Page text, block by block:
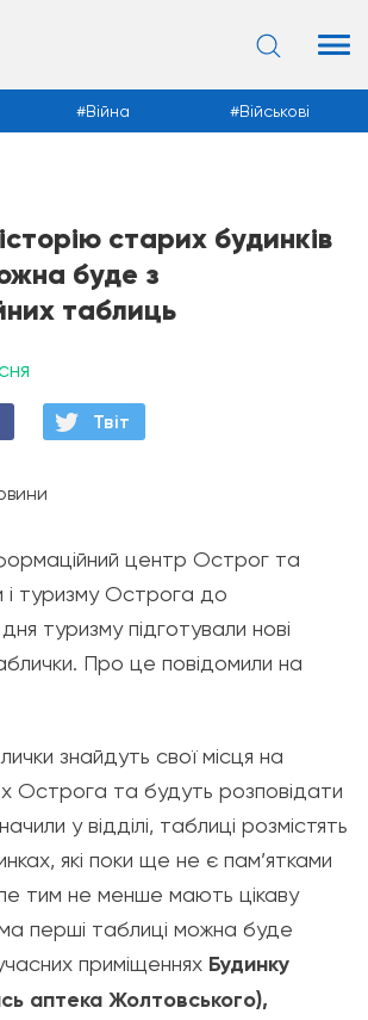
Війна Військові
старих будинків
буде з
таблиць
Твiт
центр Острог та
і туризму Острога до
туризму підготували нові
Про це повідомили на
знайдуть свої місця на
Острога та будуть розповідати
у відділі, таблиці розмістять
які поки ще не є пам’ятками
тим не менше мають цікаву
перші таблиці можна буде
приміщеннях Будинку
аптека Жолтовського),